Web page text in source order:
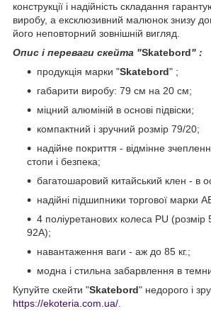
конструкції і надійність складання
виробу, а ексклюзивний малюнок знизу
його неповторний зовнішній вигляд.
Опис і переваги скейта "Skatebord" :
продукція марки "Skatebord" ;
габарити виробу: 79 см на 20 см;
міцний алюміній в основі підвіски;
компактний і зручний розмір 79/20;
надійне покриття - відмінне
стопи і безпека;
багатошаровий китайський клен - в
надійні підшипники торгової марки
4 поліуретанових колеса PU (розмір
92А);
навантаження ваги - аж до 85 кг.;
модна і стильна забарвлення в
Купуйте скейти "Skatebord" недорого і
https://ekoteria.com.ua/.